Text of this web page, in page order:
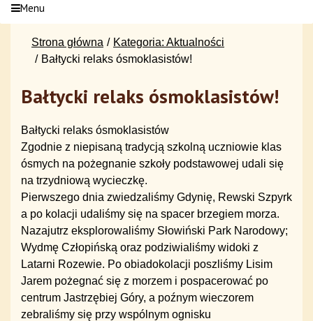
Menu
Strona główna
Kategoria: Aktualności
Bałtycki relaks ósmoklasistów!
Bałtycki relaks ósmoklasistów!
Bałtycki relaks ósmoklasistów
Zgodnie z niepisaną tradycją szkolną uczniowie klas
ósmych na pożegnanie szkoły podstawowej udali się
na trzydniową wycieczkę.
Pierwszego dnia zwiedzaliśmy Gdynię, Rewski Szpyrk
a po kolacji udaliśmy się na spacer brzegiem morza.
Nazajutrz eksplorowaliśmy Słowiński Park Narodowy;
Wydmę Człopińską oraz podziwialiśmy widoki z
Latarni Rozewie. Po obiadokolacji poszliśmy Lisim
Jarem pożegnać się z morzem i pospacerować po
centrum Jastrzębiej Góry, a poźnym wieczorem
zebraliśmy się przy wspólnym ognisku